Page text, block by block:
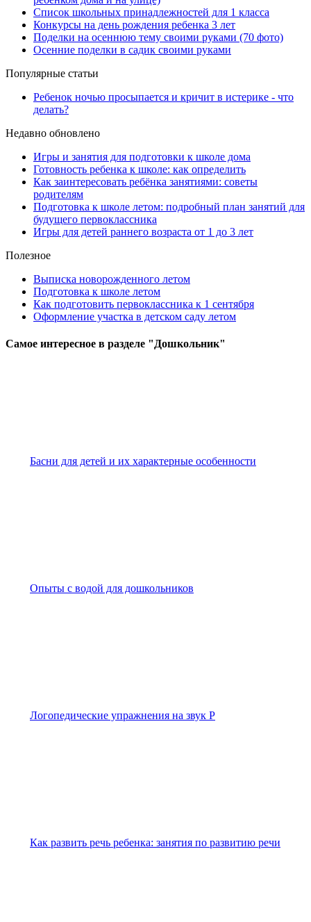
Список школьных принадлежностей для 1 класса
Конкурсы на день рождения ребенка 3 лет
Поделки на осеннюю тему своими руками (70 фото)
Осенние поделки в садик своими руками
Популярные статьи
Ребенок ночью просыпается и кричит в истерике - что
делать?
Недавно обновлено
Игры и занятия для подготовки к школе дома
Готовность ребенка к школе: как определить
Как заинтересовать ребёнка занятиями: советы
родителям
Подготовка к школе летом: подробный план занятий для
будущего первоклассника
Игры для детей раннего возраста от 1 до 3 лет
Полезное
Выписка новорожденного летом
Подготовка к школе летом
Как подготовить первоклассника к 1 сентября
Оформление участка в детском саду летом
Самое интересное в разделе "Дошкольник"
Басни для детей и их характерные особенности
Опыты с водой для дошкольников
Логопедические упражнения на звук Р
Как развить речь ребенка: занятия по развитию речи